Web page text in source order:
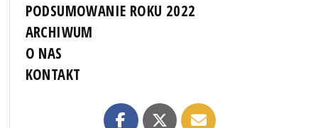
PODSUMOWANIE ROKU 2022
ARCHIWUM
O NAS
KONTAKT